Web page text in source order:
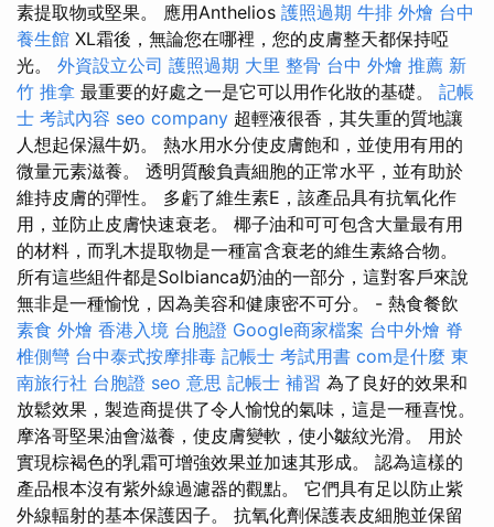
素提取物或堅果。 應用Anthelios 護照過期 牛排 外燴 台中
養生館 XL霜後，無論您在哪裡，您的皮膚整天都保持啞
光。 外資設立公司 護照過期 大里 整骨 台中 外燴 推薦 新
竹 推拿 最重要的好處之一是它可以用作化妝的基礎。 記帳
士 考試內容 seo company 超輕液很香，其失重的質地讓
人想起保濕牛奶。 熱水用水分使皮膚飽和，並使用有用的
微量元素滋養。 透明質酸負責細胞的正常水平，並有助於
維持皮膚的彈性。 多虧了維生素E，該產品具有抗氧化作
用，並防止皮膚快速衰老。 椰子油和可可包含大量最有用
的材料，而乳木提取物是一種富含衰老的維生素絡合物。
所有這些組件都是Solbianca奶油的一部分，這對客戶來說
無非是一種愉悅，因為美容和健康密不可分。 - 熱食餐飲
素食 外燴 香港入境 台胞證 Google商家檔案 台中外燴 脊
椎側彎 台中泰式按摩排毒 記帳士 考試用書 com是什麼 東
南旅行社 台胞證 seo 意思 記帳士 補習 為了良好的效果和
放鬆效果，製造商提供了令人愉悅的氣味，這是一種喜悅。
摩洛哥堅果油會滋養，使皮膚變軟，使小皺紋光滑。 用於
實現棕褐色的乳霜可增強效果並加速其形成。 認為這樣的
產品根本沒有紫外線過濾器的觀點。 它們具有足以防止紫
外線輻射的基本保護因子。 抗氧化劑保護表皮細胞並保留